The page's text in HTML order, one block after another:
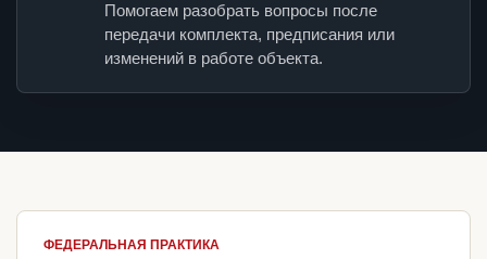
Помогаем разобрать вопросы после
передачи комплекта, предписания или
изменений в работе объекта.
ФЕДЕРАЛЬНАЯ ПРАКТИКА